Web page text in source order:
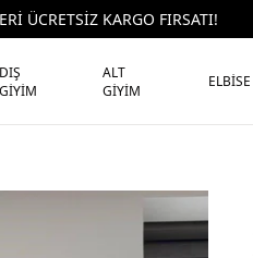
ÜCRETSİZ KARGO FIRSATI!
DIŞ
GİYİM
ALT
GİYİM
ELBİSE